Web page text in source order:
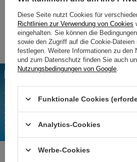
Hübsches langes ausgestelltes
Kleid mit langen Ärmeln -
Diese Seite nutzt Cookies für
Richtlinien zur Verwendung von Cookies
eingehalten. Sie können die
sowie den Zugriff auf die Cookie-
festlegen. Weitere Informationen zu den
und zum Datenschutz finden Sie auch
Nutzungsbedingungen von Google
Funktionale Cookies
Analytics-Cookies
Werbe-Cookies